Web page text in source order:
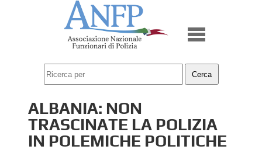
ALBANIA: NON
TRASCINATE LA POLIZIA
IN POLEMICHE POLITICHE